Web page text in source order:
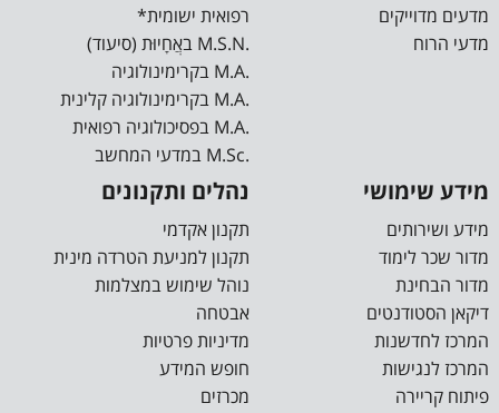
מדעים מדוייקים
מדעי הרוח
רפואית ישומית*
.M.S.N באֲחָיוּת (סיעוד)
.M.A בקרימינולוגיה
.M.A בקרימינולוגיה קלינית
.M.A בפסיכולוגיה רפואית
.M.Sc במדעי המחשב
מידע שימושי
מידע ושירותים
מדור שכר לימוד
מדור הבחינת
דיקאן הסטודנטים
המרכז לחדשנות
המרכז לנגישות
פיתוח קריירה
נהלים ותקנונים
תקנון אקדמי
תקנון למניעת הטרדה מינית
נוהל שימוש במצלמות
אבטחה
מדיניות פרטיות
חופש המידע
מכרזים